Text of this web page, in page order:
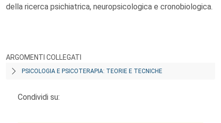
della ricerca psichiatrica, neuropsicologica e cronobiologica.
ARGOMENTI COLLEGATI
PSICOLOGIA E PSICOTERAPIA: TEORIE E TECNICHE
Condividi su: